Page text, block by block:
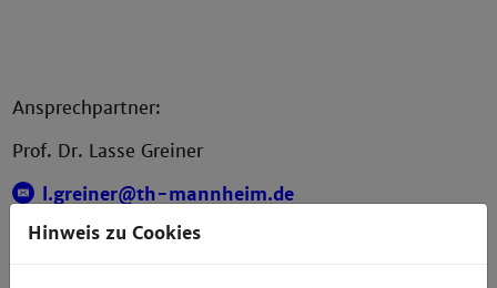
Ansprechpartner:
Prof. Dr. Lasse Greiner
l.greiner@th-mannheim.de
0621 292 6872
Hinweis zu Cookies